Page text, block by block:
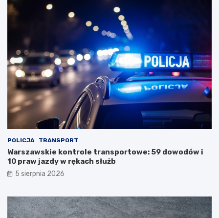
POLICJA TRANSPORT
Warszawskie kontrole transportowe: 59 dowodów i
10 praw jazdy w rękach służb
5 sierpnia 2026